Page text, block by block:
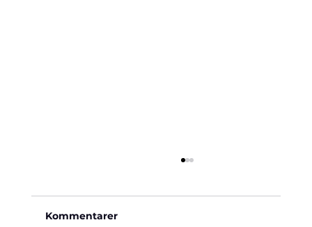
Kommentarer